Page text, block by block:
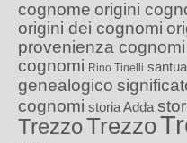
cognome origini
origini dei cognomi
provenienza cognomi
cognomi Rino Tinelli
genealogico
cognomi storia Adda
TrezzoTrezzo